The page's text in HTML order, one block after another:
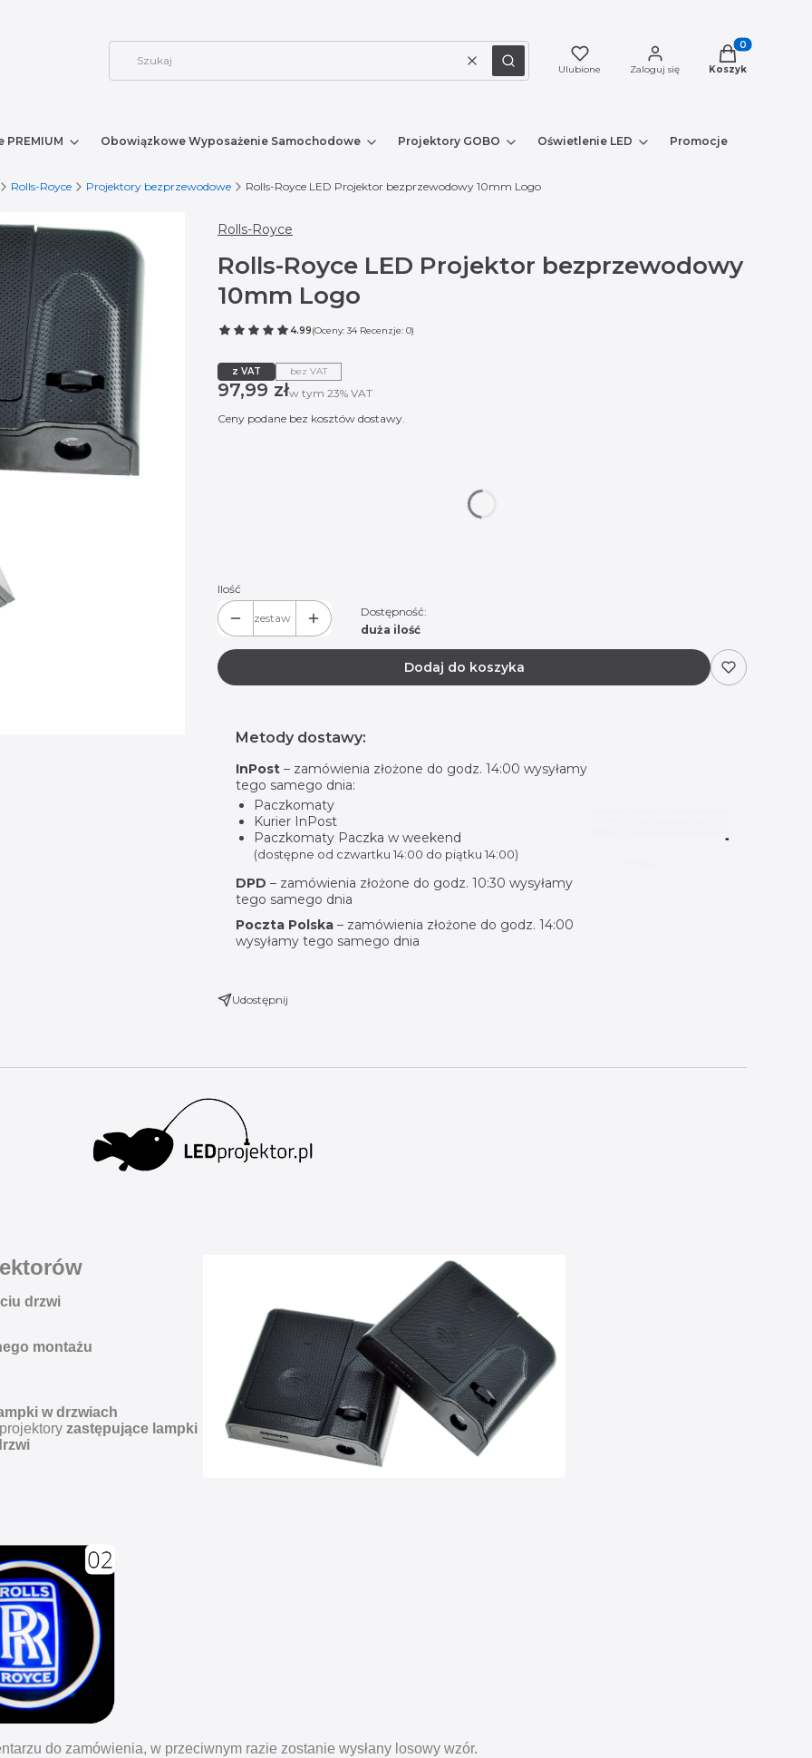
WyczyśćSzukaj Ulubione Zaloguj się
Produkty w
Koszyk
Obowiązkowe Wyposażenie Samochodowe Projektory GOBO Oświetlenie LED Promocje
Rolls-Royce Projektory bezprzewodowe Rolls-Royce LED Projektor bezprzewodowy 10mm Logo
Rolls-Royce
Rolls-Royce LED Projektor bezprzewodowy
10mm Logo
4.99(Oceny: 34 Recenzje: 0)
z VAT bez VAT
Cena
97,99 złw tym 23% VAT
w tym 23% VAT
Ceny podane bez kosztów dostawy.
Ilość
zestaw
Dostępność:
duża ilość
Dodaj do koszyka
Metody dostawy:
InPost – zamówienia złożone do godz. 14:00 wysyłamy
tego samego dnia:
Paczkomaty
Kurier InPost
Paczkomaty Paczka w weekend
(dostępne od czwartku 14:00 do piątku 14:00)
DPD – zamówienia złożone do godz. 10:30 wysyłamy
tego samego dnia
Poczta Polska – zamówienia złożone do godz. 14:00
wysyłamy tego samego dnia
Udostępnij
drzwi
montażu
w drzwiach
zastępujące lampki
do zamówienia, w przeciwnym razie zostanie wysłany losowy wzór.